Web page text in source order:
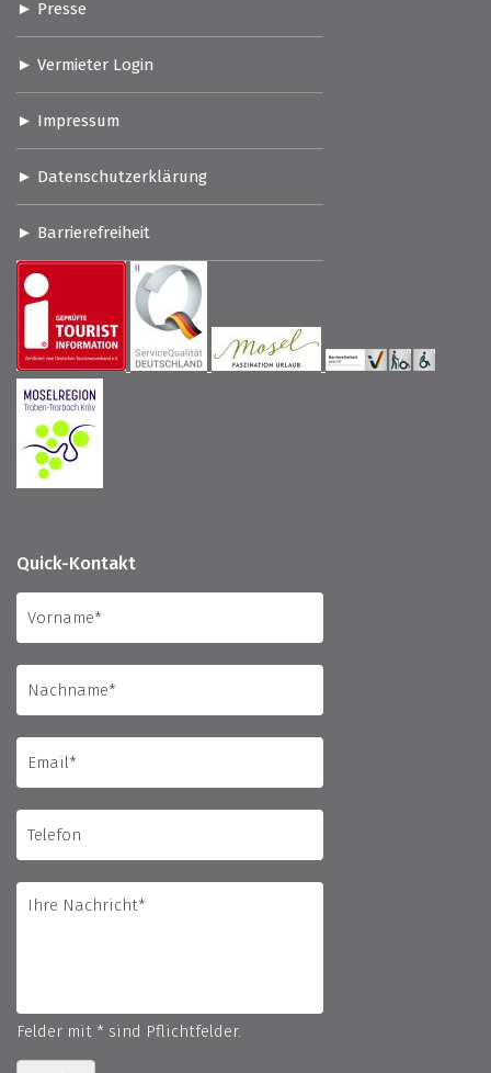
Presse
Vermieter Login
Impressum
Datenschutzerklärung
Barrierefreiheit
Quick-Kontakt
Felder mit * sind Pflichtfelder.